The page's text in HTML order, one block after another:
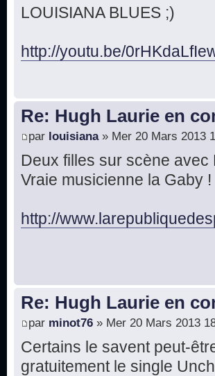
LOUISIANA BLUES ;)
http://youtu.be/
Re: Hugh Laurie en
par louisiana» Mer 20 Mars 2013
Deux filles sur scène avec
Vraie musicienne la Gaby !
http://
Re: Hugh Laurie en
par minot76 » Mer 20 Mars 2013
Certains le savent peut-
gratuitement le single